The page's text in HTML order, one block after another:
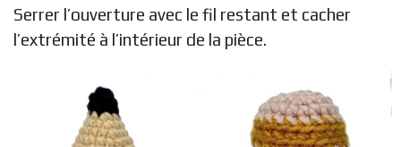
Serrer l’ouverture avec le fil restant et cacher
l’extrémité à l’intérieur de la pièce.